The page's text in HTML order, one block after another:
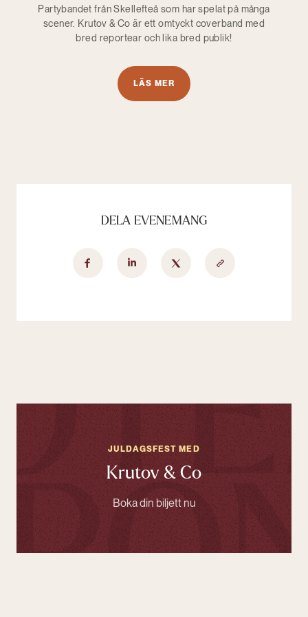
Partybandet från Skellefteå som har spelat på många
scener. Krutov & Co är ett omtyckt coverband med
bred reportear och lika bred publik!
LÄS MER
DELA EVENEMANG
JULDAGSFEST MED
Krutov & Co
Boka din biljett nu